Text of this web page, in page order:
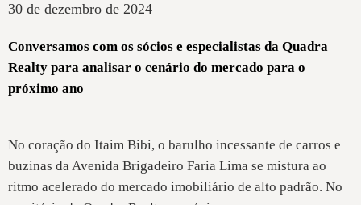
30 de dezembro de 2024
Conversamos com os sócios e especialistas da Quadra
Realty para analisar o cenário do mercado para o
próximo ano
No coração do Itaim Bibi, o barulho incessante de carros e
buzinas da Avenida Brigadeiro Faria Lima se mistura ao
ritmo acelerado do mercado imobiliário de alto padrão. No